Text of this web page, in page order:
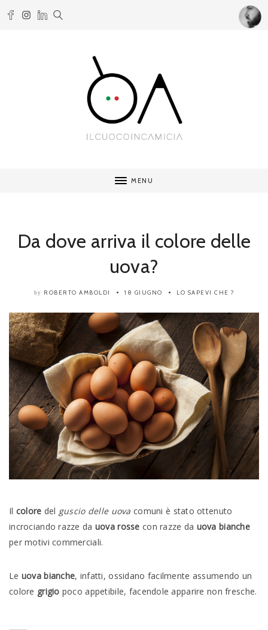
MENU
Da dove arriva il colore delle
uova?
by ROBERTO AMBOLDI 18 GIUGNO LO SAPEVI CHE ?
Il colore del guscio delle uova comuni è stato ottenuto
incrociando razze da uova rosse con razze da uova bianche
per motivi commerciali.
Le uova bianche, infatti, ossidano facilmente assumendo un
colore grigio poco appetibile, facendole apparire non fresche.